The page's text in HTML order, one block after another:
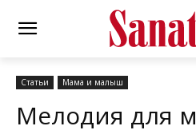
Статьи Мама и малыш
Мелодия для